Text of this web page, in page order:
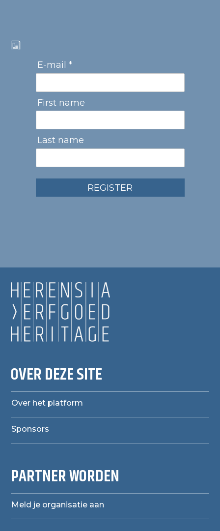
E-mail *
First name
Last name
REGISTER
OVER DEZE SITE
Over het platform
Sponsors
PARTNER WORDEN
Meld je organisatie aan